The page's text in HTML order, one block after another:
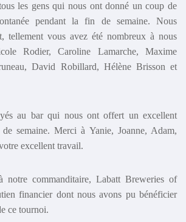
les gens qui nous ont donné un coup de
pendant la fin de semaine. Nous
tellement vous avez été nombreux à nous
Rodier, Caroline Lamarche, Maxime
David Robillard, Hélène Brisson et
au bar qui nous ont offert un excellent
semaine. Merci à Yanie, Joanne, Adam,
excellent travail.
notre commanditaire, Labatt Breweries of
financier dont nous avons pu bénéficier
ce tournoi.